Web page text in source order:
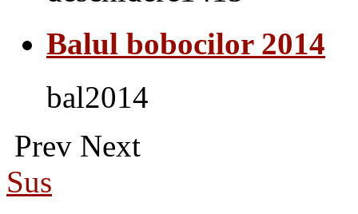
Balul bobocilor 2014
bal2014
Prev Next
Sus